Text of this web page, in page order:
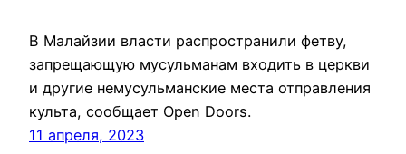
В Малайзии власти распространили фетву,
запрещающую мусульманам входить в церкви
и другие немусульманские места отправления
культа, сообщает Open Doors.
11 апреля, 2023